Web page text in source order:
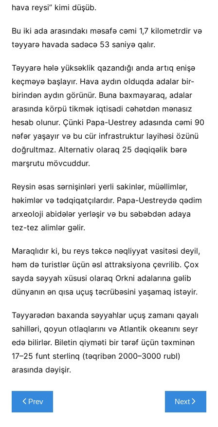
hava reysi” kimi düşüb.
Bu iki ada arasındakı məsafə cəmi 1,7 kilometrdir və
təyyarə havada sadəcə 53 saniyə qalır.
Təyyarə hələ yüksəklik qazandığı anda artıq enişə
keçməyə başlayır. Hava aydın olduqda adalar bir-
birindən aydın görünür. Buna baxmayaraq, adalar
arasında körpü tikmək iqtisadi cəhətdən mənasız
hesab olunur. Çünki Papa-Uestrey adasında cəmi 90
nəfər yaşayır və bu cür infrastruktur layihəsi özünü
doğrultmaz. Alternativ olaraq 25 dəqiqəlik bərə
marşrutu mövcuddur.
Reysin əsas sərnişinləri yerli sakinlər, müəllimlər,
həkimlər və tədqiqatçılardır. Papa-Uestreydə qədim
arxeoloji abidələr yerləşir və bu səbəbdən adaya
tez-tez alimlər gəlir.
Maraqlıdır ki, bu reys təkcə nəqliyyat vasitəsi deyil,
həm də turistlər üçün əsl attraksiyona çevrilib. Çox
sayda səyyah xüsusi olaraq Orkni adalarına gəlib
dünyanın ən qısa uçuş təcrübəsini yaşamaq istəyir.
Təyyarədən baxanda səyyahlar uçuş zamanı qayalı
sahilləri, qoyun otlaqlarını və Atlantik okeanını seyr
edə bilirlər. Biletin qiyməti bir tərəf üçün təxminən
17–25 funt sterlinq (təqribən 2000–3000 rubl)
arasında dəyişir.
Yazı
naviqasiyası
Prev Next